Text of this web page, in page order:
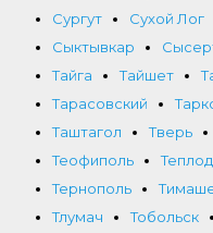
Сургут
Сухой Лог
Сыктывкар
Тайга
Тайшет
Тарасовский
Таштагол
Тверь
Теофиполь
Тернополь
Тлумач
Тобольск